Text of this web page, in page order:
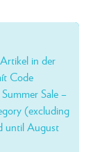
in der
Code
Sale –
(excluding
until August